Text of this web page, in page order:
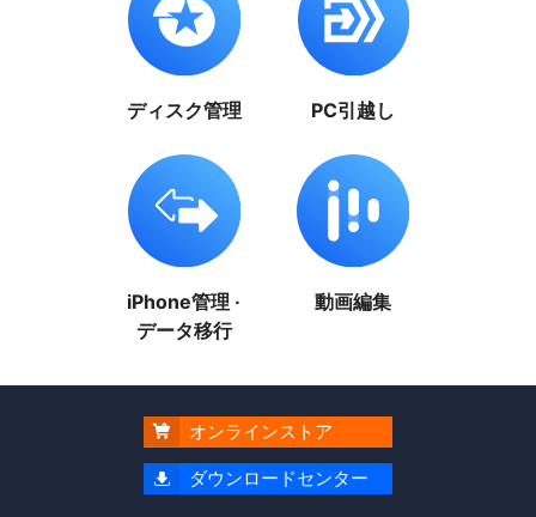
ディスク管理 PC引越し
iPhone管理 ·
データ移行
動画編集
 オンラインストア
 ダウンロードセンター